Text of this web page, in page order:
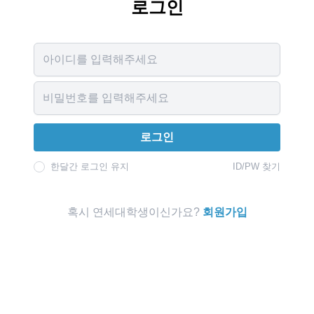
로그인
로그인
한달간 로그인 유지 ID/PW 찾기
혹시 연세대학생이신가요? 회원가입